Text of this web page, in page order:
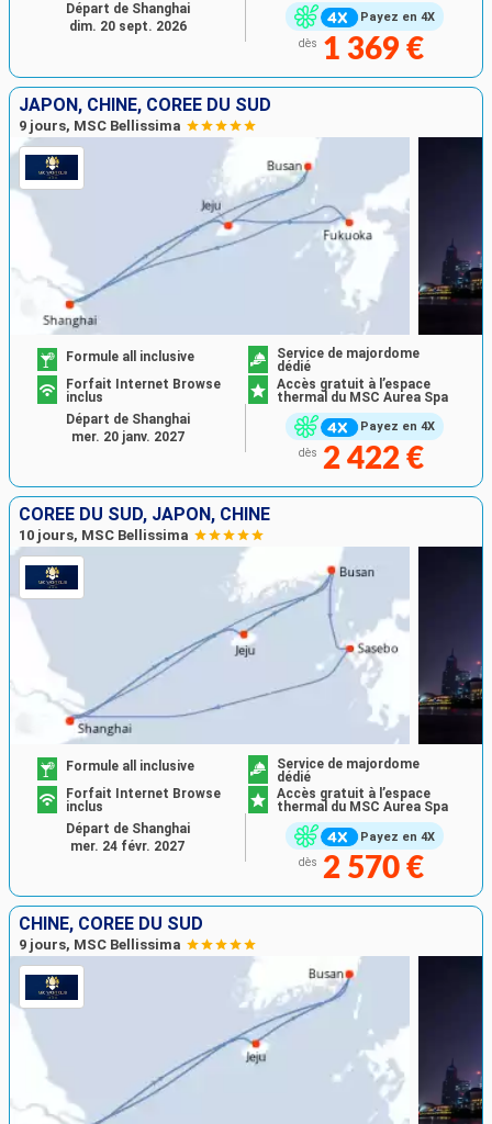
Payez en 4X
dès 1 369 €
Départ de Shanghai
dim. 20 sept. 2026
JAPON, CHINE, CORÉE DU SUD
9 jours, MSC Bellissima
Payez en 4X
Formule all inclusive
Service de majordome
dédié
Forfait Internet Browse
inclus
Accès gratuit à l’espace
thermal du MSC Aurea Spa
dès 2 422 €
Départ de Shanghai
mer. 20 janv. 2027
CORÉE DU SUD, JAPON, CHINE
10 jours, MSC Bellissima
Payez en 4X
Formule all inclusive
Service de majordome
dédié
Forfait Internet Browse
inclus
Accès gratuit à l’espace
thermal du MSC Aurea Spa
dès 2 570 €
Départ de Shanghai
mer. 24 févr. 2027
CHINE, CORÉE DU SUD
9 jours, MSC Bellissima